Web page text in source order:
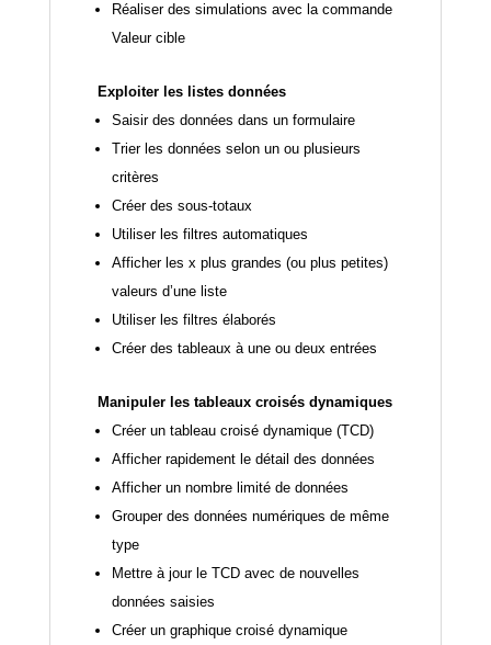
Réaliser des simulations avec la commande
Valeur cible
Exploiter les listes données
Saisir des données dans un formulaire
Trier les données selon un ou plusieurs
critères
Créer des sous-totaux
Utiliser les filtres automatiques
Afficher les x plus grandes (ou plus petites)
valeurs d’une liste
Utiliser les filtres élaborés
Créer des tableaux à une ou deux entrées
Manipuler les tableaux croisés dynamiques
Créer un tableau croisé dynamique (TCD)
Afficher rapidement le détail des données
Afficher un nombre limité de données
Grouper des données numériques de même
type
Mettre à jour le TCD avec de nouvelles
données saisies
Créer un graphique croisé dynamique